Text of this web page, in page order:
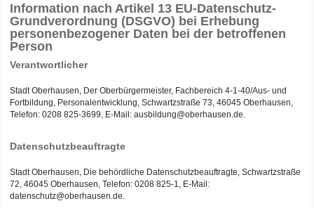
Information nach Artikel 13 EU-Datenschutz-
Grundverordnung (DSGVO) bei Erhebung
personenbezogener Daten bei der betroffenen
Person
Verantwortlicher
Stadt Oberhausen, Der Oberbürgermeister, Fachbereich 4-1-40/Aus- und
Fortbildung, Personalentwicklung, Schwartzstraße 73, 46045 Oberhausen,
Telefon: 0208 825-3699, E-Mail: ausbildung@oberhausen.de.
Datenschutzbeauftragte
Stadt Oberhausen, Die behördliche Datenschutzbeauftragte, Schwartzstraße
72, 46045 Oberhausen, Telefon: 0208 825-1, E-Mail:
datenschutz@oberhausen.de.